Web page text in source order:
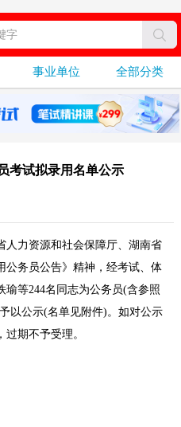
事业单位 全部分类
考试拟录用名单公示
人力资源和社会保障厅、湖南省
公务员公告》精神，经考试、体
等244名同志为公务员(含参照
以公示(名单见附件)。如对公示
期不予受理。